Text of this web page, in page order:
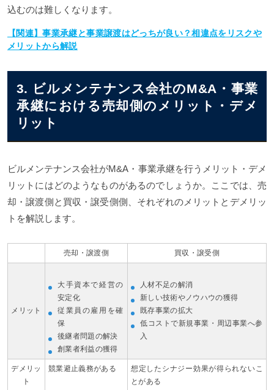
込むのは難しくなります。
【関連】事業承継と事業譲渡はどっちが良い？相違点をリスクや
メリットから解説
3. ビルメンテナンス会社のM&A・事業
承継における売却側のメリット・デメ
リット
ビルメンテナンス会社がM&A・事業承継を行うメリット・デメ
リットにはどのようなものがあるのでしょうか。ここでは、売
却・譲渡側と買収・譲受側側、それぞれのメリットとデメリッ
トを解説します。
売却・譲渡側 買収・譲受側
メリット
大手資本で経営の
安定化
従業員の雇用を確
保
後継者問題の解決
創業者利益の獲得
人材不足の解消
新しい技術やノウハウの獲得
既存事業の拡大
低コストで新規事業・周辺事業へ参
入
デメリッ
ト
競業避止義務がある
想定したシナジー効果が得られないこ
とがある